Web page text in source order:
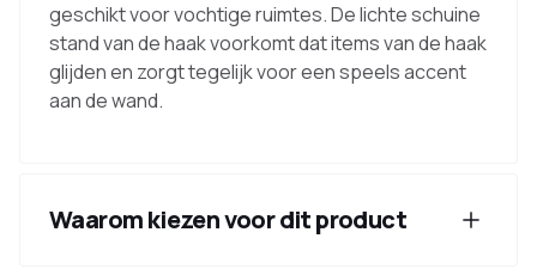
geschikt voor vochtige ruimtes. De lichte schuine
stand van de haak voorkomt dat items van de haak
glijden en zorgt tegelijk voor een speels accent
aan de wand.
Waarom kiezen voor dit product